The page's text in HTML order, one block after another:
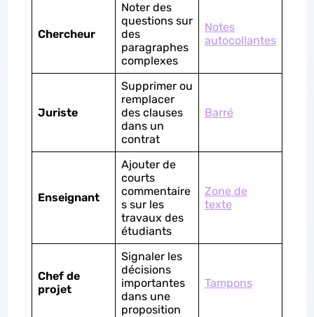
Chercheur
Noter des
questions sur
des
paragraphes
complexes
Notes
autocollantes
Juriste
Supprimer ou
remplacer
des clauses
dans un
contrat
Barré
Enseignant
Ajouter de
courts
commentaire
s sur les
travaux des
étudiants
Zone de
texte
Chef de
projet
Signaler les
décisions
importantes
dans une
proposition
Tampons